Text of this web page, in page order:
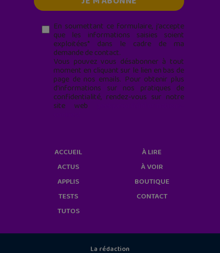
En soumettant ce formulaire, j’accepte
que les informations saisies soient
exploitées* dans le cadre de ma
demande de contact.
Vous pouvez vous désabonner à tout
moment en cliquant sur le lien en bas de
page de nos emails. Pour obtenir plus
d'informations sur nos pratiques de
confidentialité, rendez-vous sur notre
site web
ACCUEIL
ACTUS
APPLIS
TESTS
TUTOS
À LIRE
À VOIR
BOUTIQUE
CONTACT
La rédaction